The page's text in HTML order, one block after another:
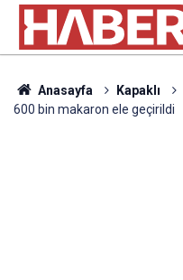
Anasayfa Kapaklı
600 bin makaron ele geçirildi